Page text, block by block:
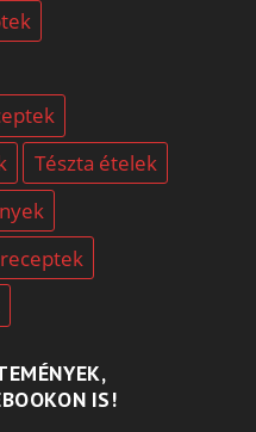
Tészta ételek
IS!